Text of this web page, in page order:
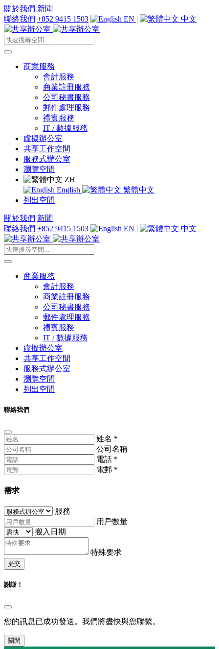
關於我們 新聞
聯絡我們 +852 9415 1503 EN | 中文
商業服務
會計服務
商業註冊服務
公司秘書服務
郵件處理服務
禮賓服務
IT / 數據服務
虛擬辦公室
共享工作空間
服務式辦公室
瀏覽空間
ZH
English
繁體中文
列出空間
關於我們 新聞
聯絡我們 +852 9415 1503 EN | 中文
商業服務
會計服務
商業註冊服務
公司秘書服務
郵件處理服務
禮賓服務
IT / 數據服務
虛擬辦公室
共享工作空間
服務式辦公室
瀏覽空間
列出空間
聯絡我們
姓名 *
公司名稱
電話 *
電郵 *
需求
服務
用戶數量
搬入日期
特殊要求
提交
謝謝！
您的訊息已成功發送。我們將盡快與您聯繫。
關閉